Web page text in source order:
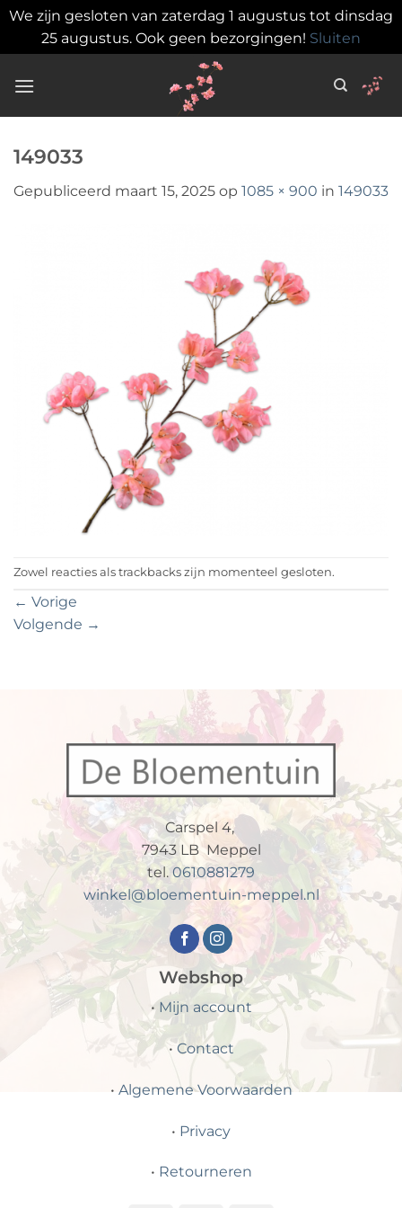
We zijn gesloten van zaterdag 1 augustus tot dinsdag
25 augustus. Ook geen bezorgingen! Sluiten
naar
149033
Gepubliceerd maart 15, 2025 op 1085 × 900 in 149033
Zowel reacties als trackbacks zijn momenteel gesloten.
← Vorige
Volgende →
Carspel 4,
7943 LB Meppel
tel. 0610881279
winkel@bloementuin-meppel.nl
Webshop
• Mijn account
•Contact
• Algemene Voorwaarden
• Privacy
• Retourneren